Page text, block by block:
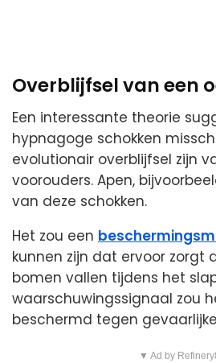
Overblijfsel van een
Een interessante theorie
hypnagoge schokken
evolutionair overblijfsel zijn
voorouders. Apen,
van deze schokken.
Het zou een
kunnen zijn dat ervoor zorgt
bomen vallen tijdens het
waarschuwingssignaal zou
beschermd tegen
▼ Ad by